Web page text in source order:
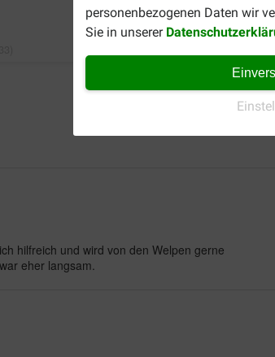
personenbezogenen Daten wir
Sie in unserer
hilfreich und wird von den Welpen gerne
eher langsam.